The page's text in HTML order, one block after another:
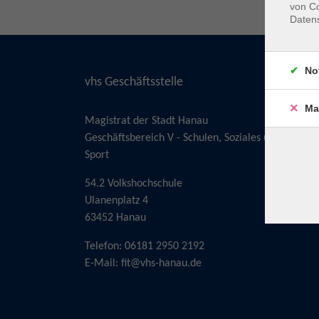
vhs Geschäftsstelle
Magistrat der Stadt Hanau
Geschäftsbereich V - Schulen, Soziales und
Sport
54.2 Volkshochschule
Ulanenplatz 4
63452 Hanau
Telefon: 06181 2950 2192
E-Mail: fit@vhs-hanau.de
von